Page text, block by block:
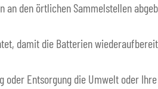
an den örtlichen Sammelstellen
damit die Batterien
Entsorgung die Umwelt oder